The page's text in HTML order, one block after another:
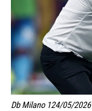
Db Milano 124/05/